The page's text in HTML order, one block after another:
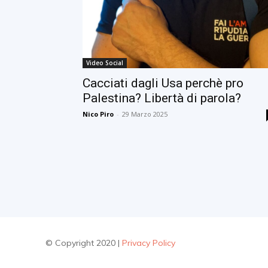
Video Social
Cacciati dagli Usa perchè pro
Palestina? Libertà di parola?
Nico Piro - 29 Marzo 2025
© Copyright 2020 | Privacy Policy